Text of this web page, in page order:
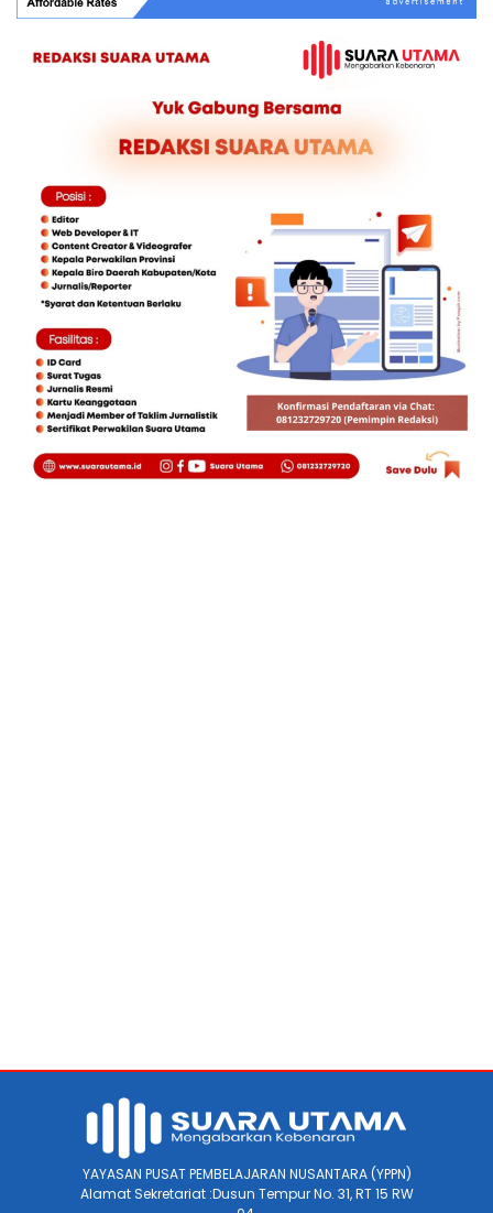
YAYASAN PUSAT PEMBELAJARAN NUSANTARA (YPPN)
Alamat Sekretariat :Dusun Tempur No. 31, RT 15 RW